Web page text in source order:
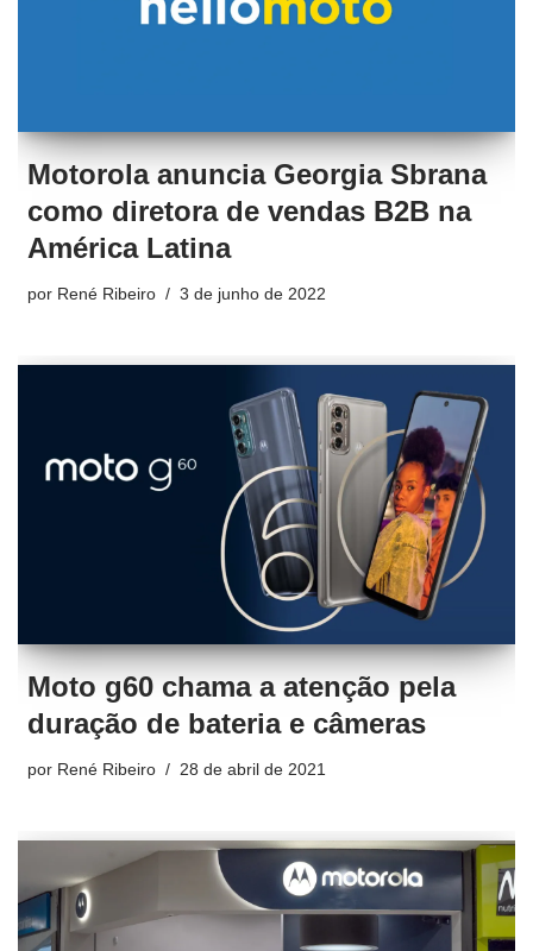
Motorola anuncia Georgia Sbrana
como diretora de vendas B2B na
América Latina
por René Ribeiro 3 de junho de 2022
Moto g60 chama a atenção pela
duração de bateria e câmeras
por René Ribeiro 28 de abril de 2021